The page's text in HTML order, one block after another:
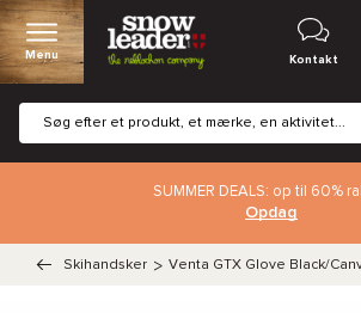
Menu Kontakt
SUMMER DEALS: op til 60%
Opdag
Skihandsker > Venta GTX Glove Black/